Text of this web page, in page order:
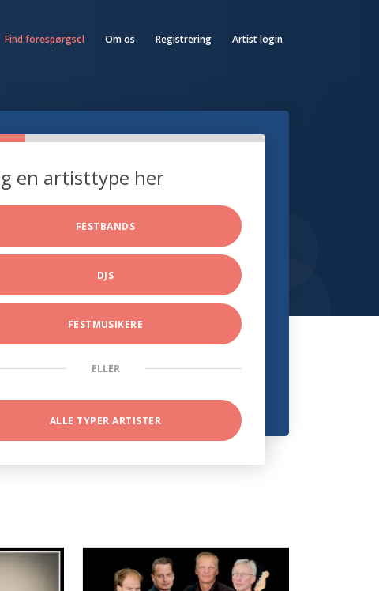
Find forespørgsel Om os Registrering Artist login
en artisttype her
FESTBANDS
DJS
FESTMUSIKERE
ELLER
ALLE TYPER ARTISTER